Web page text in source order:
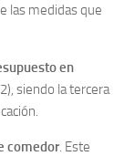
las medidas que
en
siendo la tercera
comedor. Este